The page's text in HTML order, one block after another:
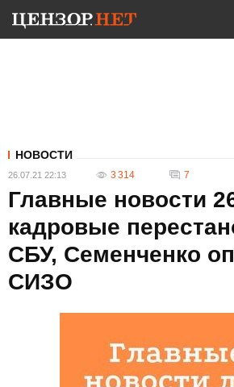
НОВОСТИ
26.07.21 22:13 3 314 7
Главные новости
кадровые
СБУ, Семенченко
СИЗО